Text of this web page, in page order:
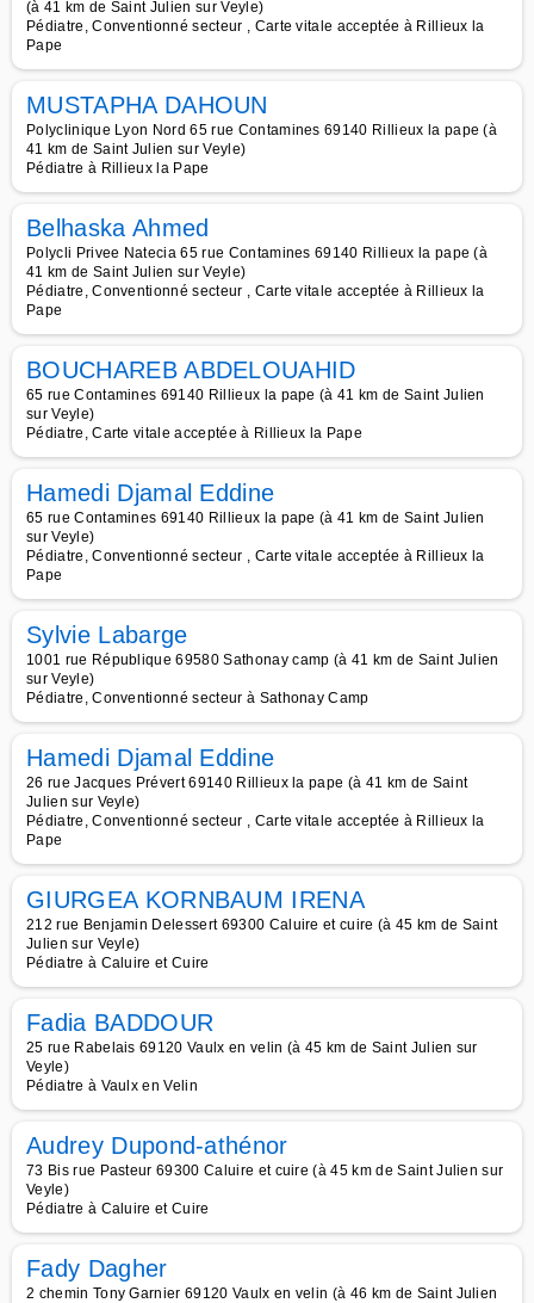
(à 41 km de Saint Julien sur Veyle)
Pédiatre, Conventionné secteur , Carte vitale acceptée à Rillieux la
Pape
MUSTAPHA DAHOUN
Polyclinique Lyon Nord 65 rue Contamines 69140 Rillieux la pape (à
41 km de Saint Julien sur Veyle)
Pédiatre à Rillieux la Pape
Belhaska Ahmed
Polycli Privee Natecia 65 rue Contamines 69140 Rillieux la pape (à
41 km de Saint Julien sur Veyle)
Pédiatre, Conventionné secteur , Carte vitale acceptée à Rillieux la
Pape
BOUCHAREB ABDELOUAHID
65 rue Contamines 69140 Rillieux la pape (à 41 km de Saint Julien
sur Veyle)
Pédiatre, Carte vitale acceptée à Rillieux la Pape
Hamedi Djamal Eddine
65 rue Contamines 69140 Rillieux la pape (à 41 km de Saint Julien
sur Veyle)
Pédiatre, Conventionné secteur , Carte vitale acceptée à Rillieux la
Pape
Sylvie Labarge
1001 rue République 69580 Sathonay camp (à 41 km de Saint Julien
sur Veyle)
Pédiatre, Conventionné secteur à Sathonay Camp
Hamedi Djamal Eddine
26 rue Jacques Prévert 69140 Rillieux la pape (à 41 km de Saint
Julien sur Veyle)
Pédiatre, Conventionné secteur , Carte vitale acceptée à Rillieux la
Pape
GIURGEA KORNBAUM IRENA
212 rue Benjamin Delessert 69300 Caluire et cuire (à 45 km de Saint
Julien sur Veyle)
Pédiatre à Caluire et Cuire
Fadia BADDOUR
25 rue Rabelais 69120 Vaulx en velin (à 45 km de Saint Julien sur
Veyle)
Pédiatre à Vaulx en Velin
Audrey Dupond-athénor
73 Bis rue Pasteur 69300 Caluire et cuire (à 45 km de Saint Julien sur
Veyle)
Pédiatre à Caluire et Cuire
Fady Dagher
2 chemin Tony Garnier 69120 Vaulx en velin (à 46 km de Saint Julien